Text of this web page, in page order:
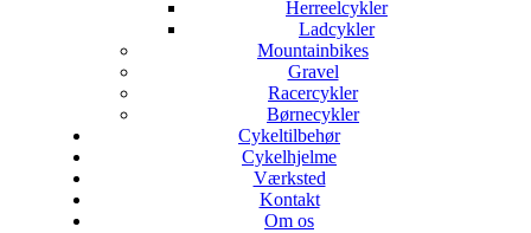
Herreelcykler
Ladcykler
Mountainbikes
Gravel
Racercykler
Børnecykler
Cykeltilbehør
Cykelhjelme
Værksted
Kontakt
Om os